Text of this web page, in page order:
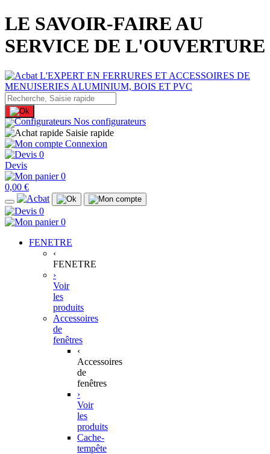
LE SAVOIR-FAIRE AU
SERVICE DE L'OUVERTURE
Nos configurateurs
Saisie rapide
Connexion
0
Devis
0
0,00 €
0
0
FENETRE
‹
FENETRE
›
Voir
les
produits
Accessoires
de
fenêtres
‹
Accessoires
de
fenêtres
›
Voir
les
produits
Cache-
tempête